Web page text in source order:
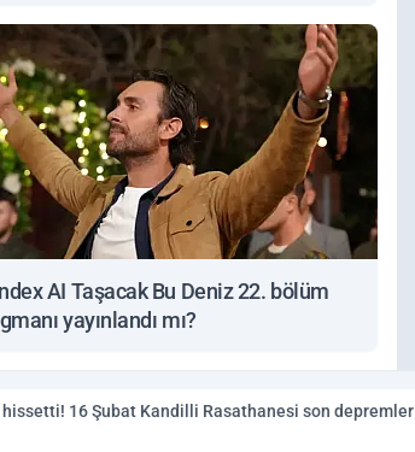
AI Taşacak Bu Deniz 22. bölüm
yayınlandı mı?
16 Şubat Kandilli Rasathanesi son depremler